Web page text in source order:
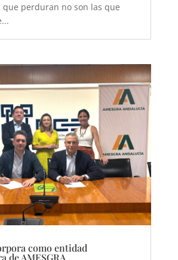
perduran no son las que
como entidad
de AMESGRA